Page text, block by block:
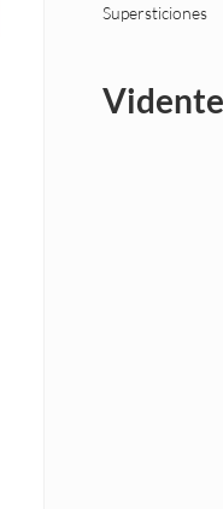
Supersticiones